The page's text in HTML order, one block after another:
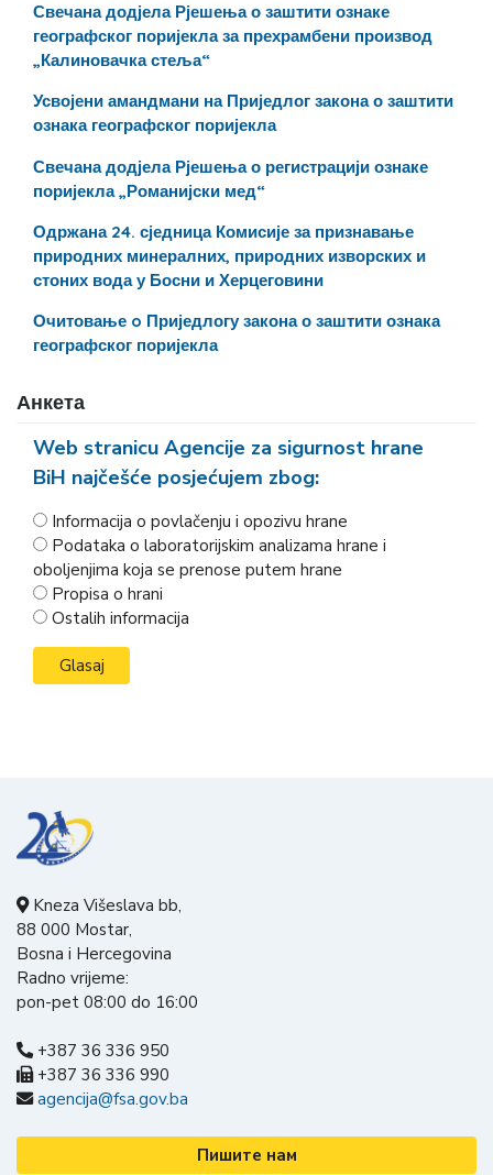
Свечана додјела Рјешења о заштити ознаке
географског поријекла за прехрамбени производ
„Калиновачка стеља“
Усвојени амандмани на Приједлог закона о заштити
ознака географског поријекла
Свечана додјела Рјешења о регистрацији ознаке
поријекла „Романијски мед“
Одржана 24. сједница Комисије за признавање
природних минералних, природних изворских и
стоних вода у Босни и Херцеговини
Очитовање o Приједлогу закона о заштити ознака
географског поријекла
Анкета
Web stranicu Agencije za sigurnost hrane
BiH najčešće posjećujem zbog:
Informacija o povlačenju i opozivu hrane
Podataka o laboratorijskim analizama hrane i
oboljenjima koja se prenose putem hrane
Propisa o hrani
Ostalih informacija
Kneza Višeslava bb,
88 000 Mostar,
Bosna i Hercegovina
Radno vrijeme:
pon-pet 08:00 do 16:00
+387 36 336 950
+387 36 336 990
agencija@fsa.gov.ba
Пишите нам